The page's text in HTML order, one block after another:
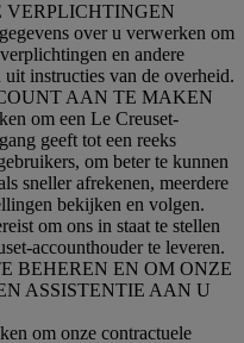
VERPLICHTINGEN
over u verwerken om
en andere
instructies van de overheid.
AAN TE MAKEN
om een Le Creuset-
geeft tot een reeks
om beter te kunnen
sneller afrekenen, meerdere
bekijken en volgen.
om ons in staat te stellen
accounthouder te leveren.
BEHEREN EN OM ONZE
ASSISTENTIE AAN U
om onze contractuele